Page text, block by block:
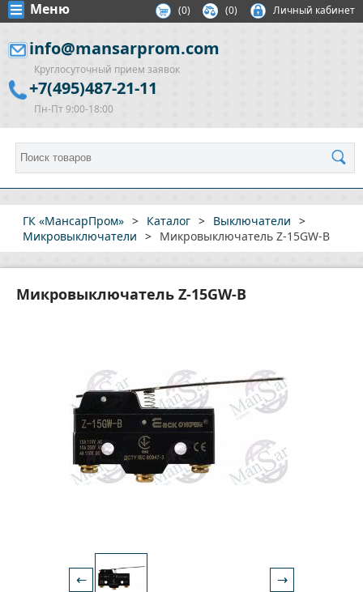
Меню (0) (0) Личный кабинет
info@mansarprom.com
Круглосуточный прием заявок
+7(495)487-21-11
Пн-Пт 9:00-18:00
ГК «МансарПром» > Каталог > Выключатели >
Микровыключатели > Микровыключатель Z-15GW-B
Микровыключатель Z-15GW-B
← →